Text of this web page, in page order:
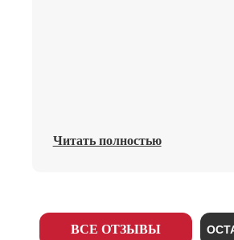
Читать полностью
ВСЕ ОТЗЫВЫ